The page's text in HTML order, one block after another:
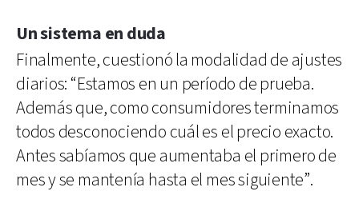
Un sistema en duda
Finalmente, cuestionó la modalidad de ajustes
diarios: “Estamos en un período de prueba.
Además que, como consumidores terminamos
todos desconociendo cuál es el precio exacto.
Antes sabíamos que aumentaba el primero de
mes y se mantenía hasta el mes siguiente”.